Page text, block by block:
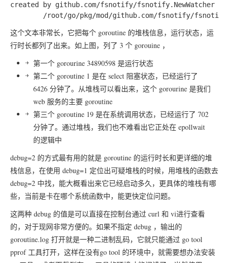
created by github.com/fsnotify/fsnotify.NewWatcher
这个文本非常长，它把每个 goroutine 的堆栈信息，运行状态，运
行时长都列了出来。如上图，列了 3 个 gorouine ，
第一个 gorourine 34890598 是运行状态
第二个 goroutine 1 是在 select 阻塞状态，已经运行了
6426 分钟了。从堆栈可以看出来，这个 gorourine 是我们
web 服务的主要 goroutine
第三个 goroutine 19 是在系统调用状态，已经运行了 702
分钟了。通过堆栈，我们也不难看出它正处在 epollwait
的逻辑中
debug=2 的方式最有用的就是 goroutine 的运行时长和更详细的堆
栈信息，在使用 debug=1 定位出可疑堆栈的时候，用堆栈的函数去
debug=2 中找，能大概看出来它已经启动多久，更具体的堆栈有哪
些，当前是卡在哪个系统函数中，能更快定位问题。
这两种 debug 的值是可以直接在控制台通过 curl 和 vi进行查看
的，对于现网非常方便的。如果不指定 debug ，输出的
goroutine.log 打开就是一种二进制乱码，它就只能通过 go tool
pprof 工具打开，这样在没有go tool 的环境中，就需要想办法安装